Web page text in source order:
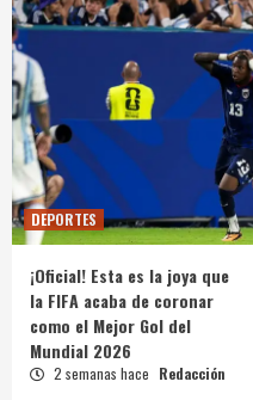
DEPORTES
¡Oficial! Esta es la joya que
la FIFA acaba de coronar
como el Mejor Gol del
Mundial 2026
2 semanas hace Redacción